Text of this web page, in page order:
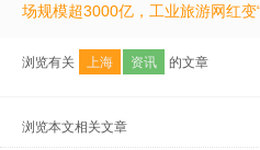
场规模超3000亿，工业旅游网红变
浏览有关 上海 资讯 的文章
浏览本文相关文章